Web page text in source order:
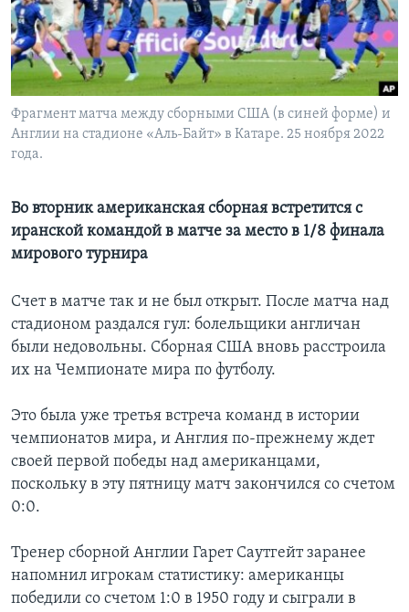
Learning English
СОЦИАЛЬНЫЕ СЕТИ
Фрагмент матча между сборными США (в синей форме) и
Англии на стадионе «Аль-Байт» в Катаре. 25 ноября 2022
года.
Во вторник американская сборная встретится с
иранской командой в матче за место в 1/8 финала
мирового турнира
Счет в матче так и не был открыт. После матча над
стадионом раздался гул: болельщики англичан
были недовольны. Сборная США вновь расстроила
их на Чемпионате мира по футболу.
Это была уже третья встреча команд в истории
чемпионатов мира, и Англия по-прежнему ждет
своей первой победы над американцами,
поскольку в эту пятницу матч закончился со счетом
0:0.
Тренер сборной Англии Гарет Саутгейт заранее
напомнил игрокам статистику: американцы
победили со счетом 1:0 в 1950 году и сыграли в